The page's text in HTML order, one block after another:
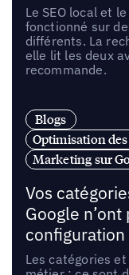
Le SEO local et
fonctionné sur
différents. La
elle lit les deux
recommande.
Blogs
Optimisation
Marketing sur
Vos
Google
Les catégories